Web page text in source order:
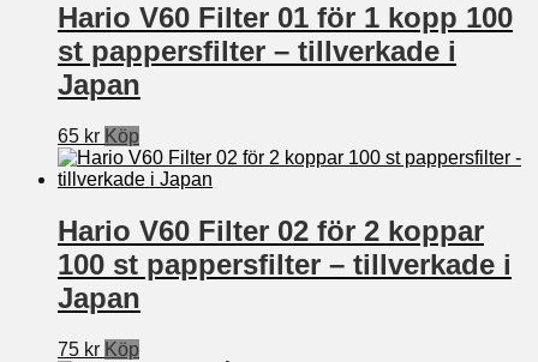
Hario V60 Filter 01 för 1 kopp 100
st pappersfilter – tillverkade i
Japan
65 kr Köp
Hario V60 Filter 02 för 2 koppar
100 st pappersfilter – tillverkade i
Japan
75 kr Köp